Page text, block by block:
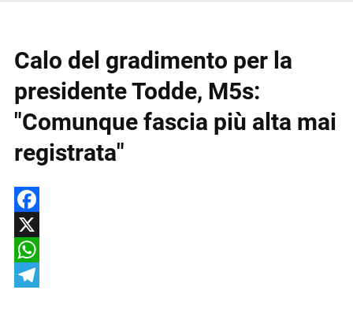
Calo del gradimento per la
presidente Todde, M5s:
"Comunque fascia più alta mai
registrata"
Facebook
X
WhatsApp